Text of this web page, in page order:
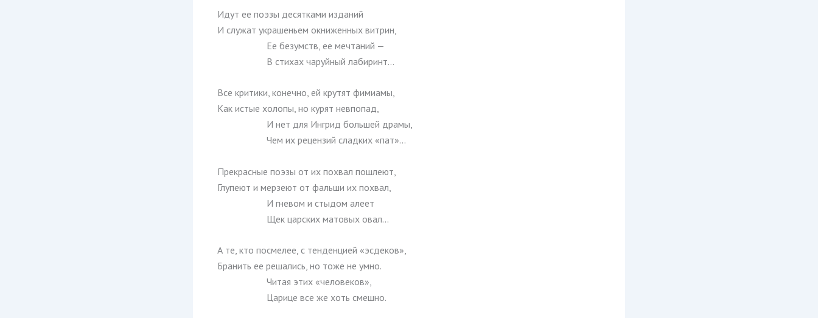
Идут ее поэзы десятками изданий
И служат украшеньем окниженных витрин,
Ее безумств, ее мечтаний —
В стихах чаруйный лабиринт…
Все критики, конечно, ей крутят фимиамы,
Как истые холопы, но курят невпопад,
И нет для Ингрид большей драмы,
Чем их рецензий сладких «пат»…
Прекрасные поэзы от их похвал пошлеют,
Глупеют и мерзеют от фальши их похвал,
И гневом и стыдом алеет
Щек царских матовых овал…
А те, кто посмелее, с тенденцией «эсдеков»,
Бранить ее решались, но тоже не умно.
Читая этих «человеков»,
Царице все же хоть смешно.